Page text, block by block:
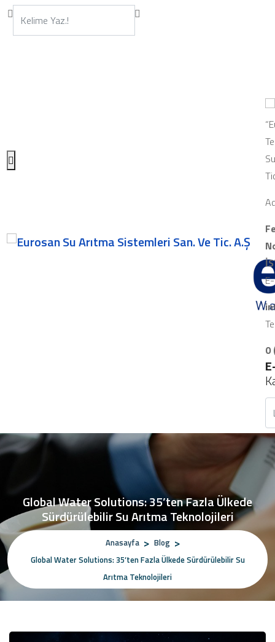
0
Global Water Solutions: 35’ten Fazla Ülkede
Sürdürülebilir Su Arıtma Teknolojileri
Anasayfa
Blog
Global Water Solutions: 35’ten Fazla Ülkede Sürdürülebilir Su
Arıtma Teknolojileri